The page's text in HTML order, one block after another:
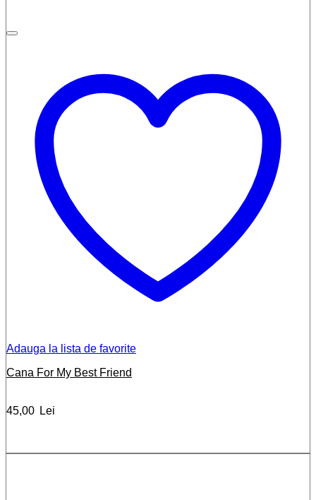
Adauga la lista de favorite
Cana For My Best Friend
45,00 Lei